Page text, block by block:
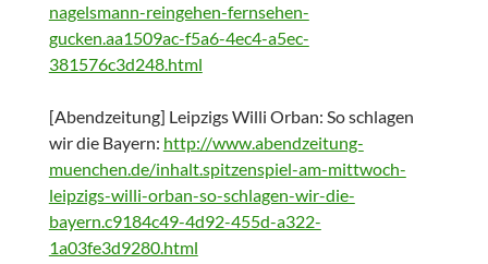
nagelsmann-reingehen-fernsehen-
gucken.aa1509ac-f5a6-4ec4-a5ec-
381576c3d248.html
[Abendzeitung] Leipzigs Willi Orban: So schlagen
wir die Bayern: http://www.abendzeitung-
muenchen.de/inhalt.spitzenspiel-am-mittwoch-
leipzigs-willi-orban-so-schlagen-wir-die-
bayern.c9184c49-4d92-455d-a322-
1a03fe3d9280.html